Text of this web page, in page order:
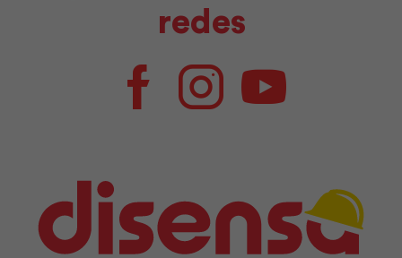
redes
FacebookInstagramYoutube